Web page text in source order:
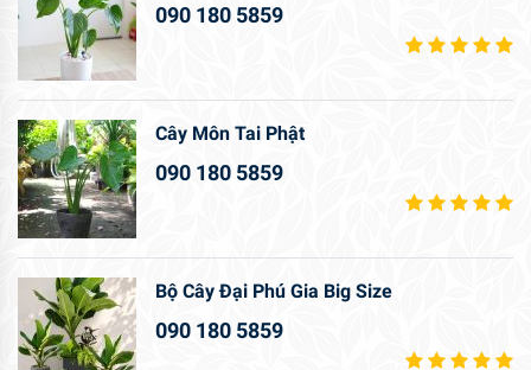
090 180 5859
Cây Môn Tai Phật
090 180 5859
Bộ Cây Đại Phú Gia Big Size
090 180 5859